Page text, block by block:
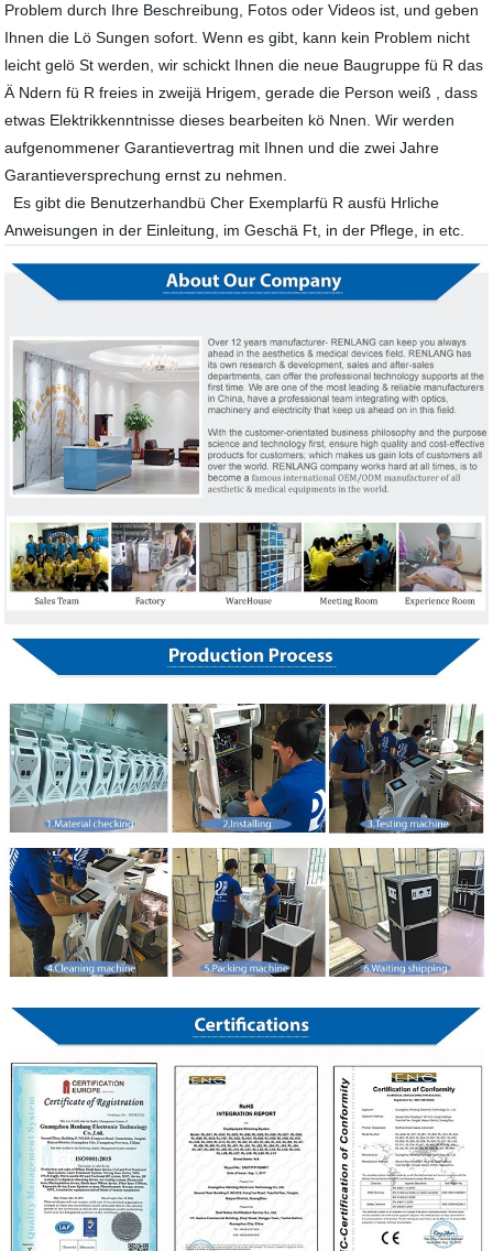
Problem durch Ihre Beschreibung, Fotos oder Videos ist, und geben
Ihnen die Lö Sungen sofort. Wenn es gibt, kann kein Problem nicht
leicht gelö St werden, wir schickt Ihnen die neue Baugruppe fü R das
Ä Ndern fü R freies in zweijä Hrigem, gerade die Person weiß , dass
etwas Elektrikkenntnisse dieses bearbeiten kö Nnen. Wir werden
aufgenommener Garantievertrag mit Ihnen und die zwei Jahre
Garantieversprechung ernst zu nehmen.
Es gibt die Benutzerhandbü Cher Exemplarfü R ausfü Hrliche
Anweisungen in der Einleitung, im Geschä Ft, in der Pflege, in etc.